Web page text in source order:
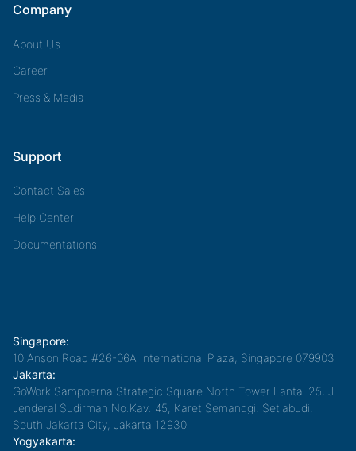
Company
About Us
Career
Press & Media
Support
Contact Sales
Help Center
Documentations
Singapore:
10 Anson Road #26-06A International Plaza, Singapore 079903
Jakarta:
GoWork Sampoerna Strategic Square North Tower Lantai 25, Jl.
Jenderal Sudirman No.Kav. 45, Karet Semanggi, Setiabudi,
South Jakarta City, Jakarta 12930
Yogyakarta: